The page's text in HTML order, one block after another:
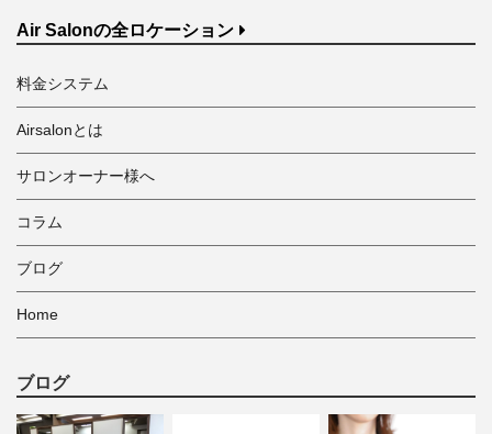
Air Salonの全ロケーション
料金システム
Airsalonとは
サロンオーナー様へ
コラム
ブログ
Home
ブログ